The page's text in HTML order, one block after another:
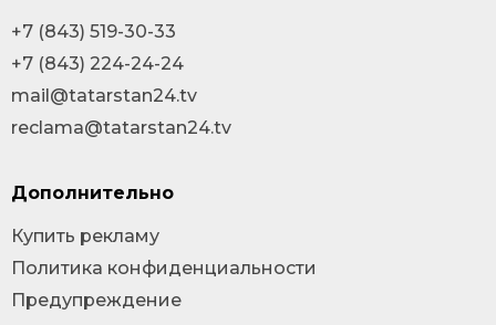
+7 (843) 519-30-33
+7 (843) 224-24-24
mail@tatarstan24.tv
reclama@tatarstan24.tv
Дополнительно
Купить рекламу
Политика конфиденциальности
Предупреждение